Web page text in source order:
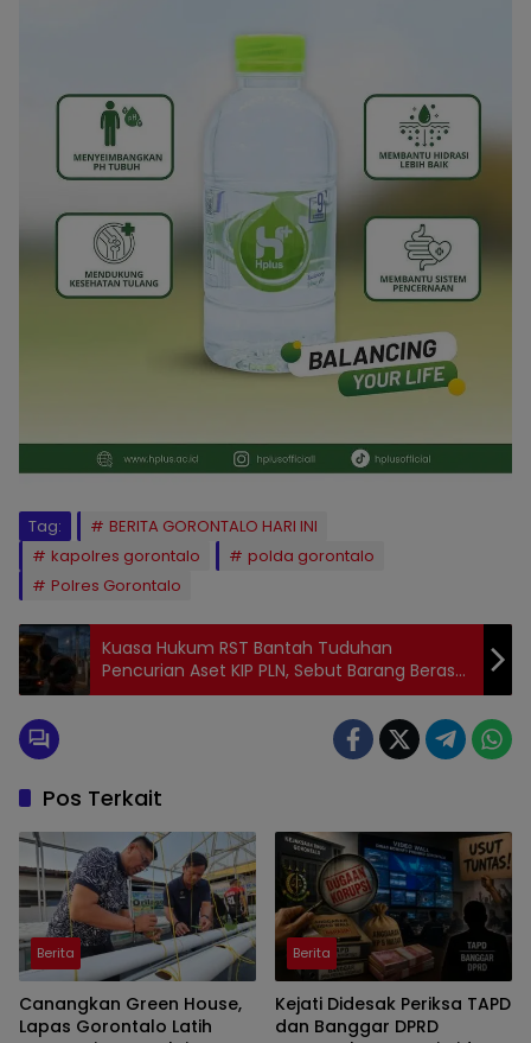
Tag:
BERITA GORONTALO HARI INI
kapolres gorontalo
polda gorontalo
Polres Gorontalo
Kuasa Hukum RST Bantah Tuduhan
Pencurian Aset KIP PLN, Sebut Barang Berasal
dari Hasil Lelang Resmi
Pos Terkait
Berita
Canangkan Green House,
Lapas Gorontalo Latih
Berita
Kejati Didesak Periksa TAPD
dan Banggar DPRD